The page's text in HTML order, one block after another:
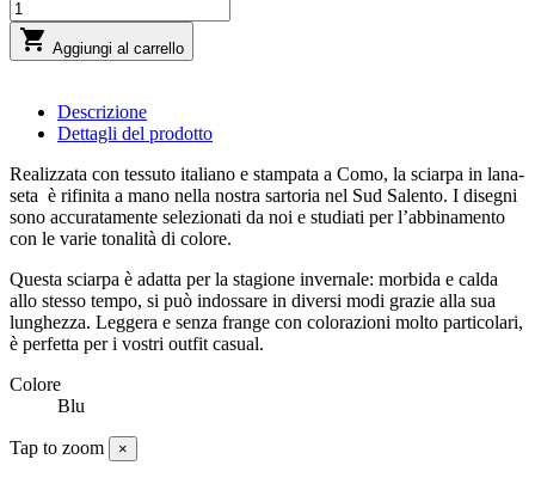
 Aggiungi al carrello
Descrizione
Dettagli del prodotto
Realizzata con tessuto italiano e stampata a Como, la sciarpa in lana-
seta è rifinita a mano nella nostra sartoria nel Sud Salento. I disegni
sono accuratamente selezionati da noi e studiati per l’abbinamento
con le varie tonalità di colore.
Questa sciarpa è adatta per la stagione invernale: morbida e calda
allo stesso tempo, si può indossare in diversi modi grazie alla sua
lunghezza. Leggera e senza frange con colorazioni molto particolari,
è perfetta per i vostri outfit casual.
Colore
Blu
Tap to zoom ×